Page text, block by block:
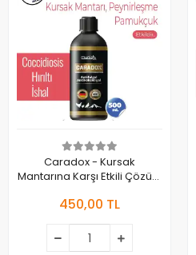
Caradox - Kursak
Mantarına Karşı Etkili Çözüm
Önleyici
450,00 TL